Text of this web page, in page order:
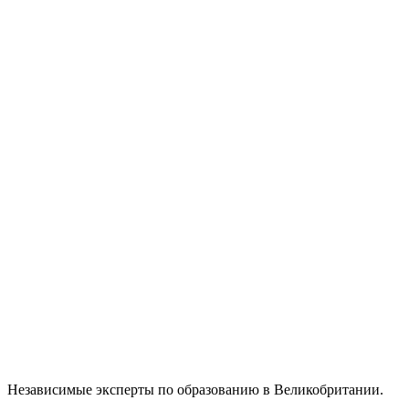
Независимые эксперты по образованию в Великобритании.